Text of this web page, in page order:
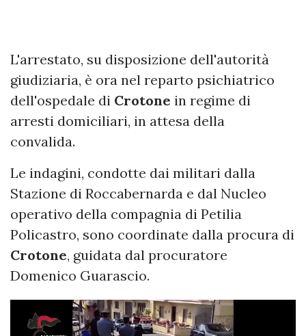
L'arrestato, su disposizione dell'autorità
giudiziaria, è ora nel reparto psichiatrico
dell'ospedale di Crotone in regime di
arresti domiciliari, in attesa della
convalida.
Le indagini, condotte dai militari dalla
Stazione di Roccabernarda e dal Nucleo
operativo della compagnia di Petilia
Policastro, sono coordinate dalla procura di
Crotone, guidata dal procuratore
Domenico Guarascio.